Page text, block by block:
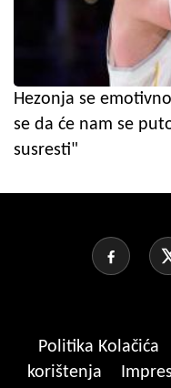
Hezonja se
se da će nam se
susresti"
Politika Kolačića
korištenja